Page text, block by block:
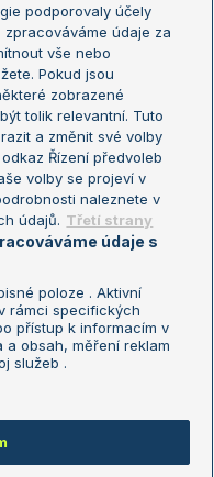
soukromí
o zpracování osobních
zpravodajství ČTK.
podporovaly účely
údaje za
vše nebo
Pokud jsou
zobrazené
tolik relevantní. Tuto
a změnit své volby
Řízení předvoleb
volby se projeví v
naleznete v
údajů. Třetí strany
údaje s
poloze . Aktivní
rámci specifických
přístup k informacím v
a obsah, měření reklam
služeb .